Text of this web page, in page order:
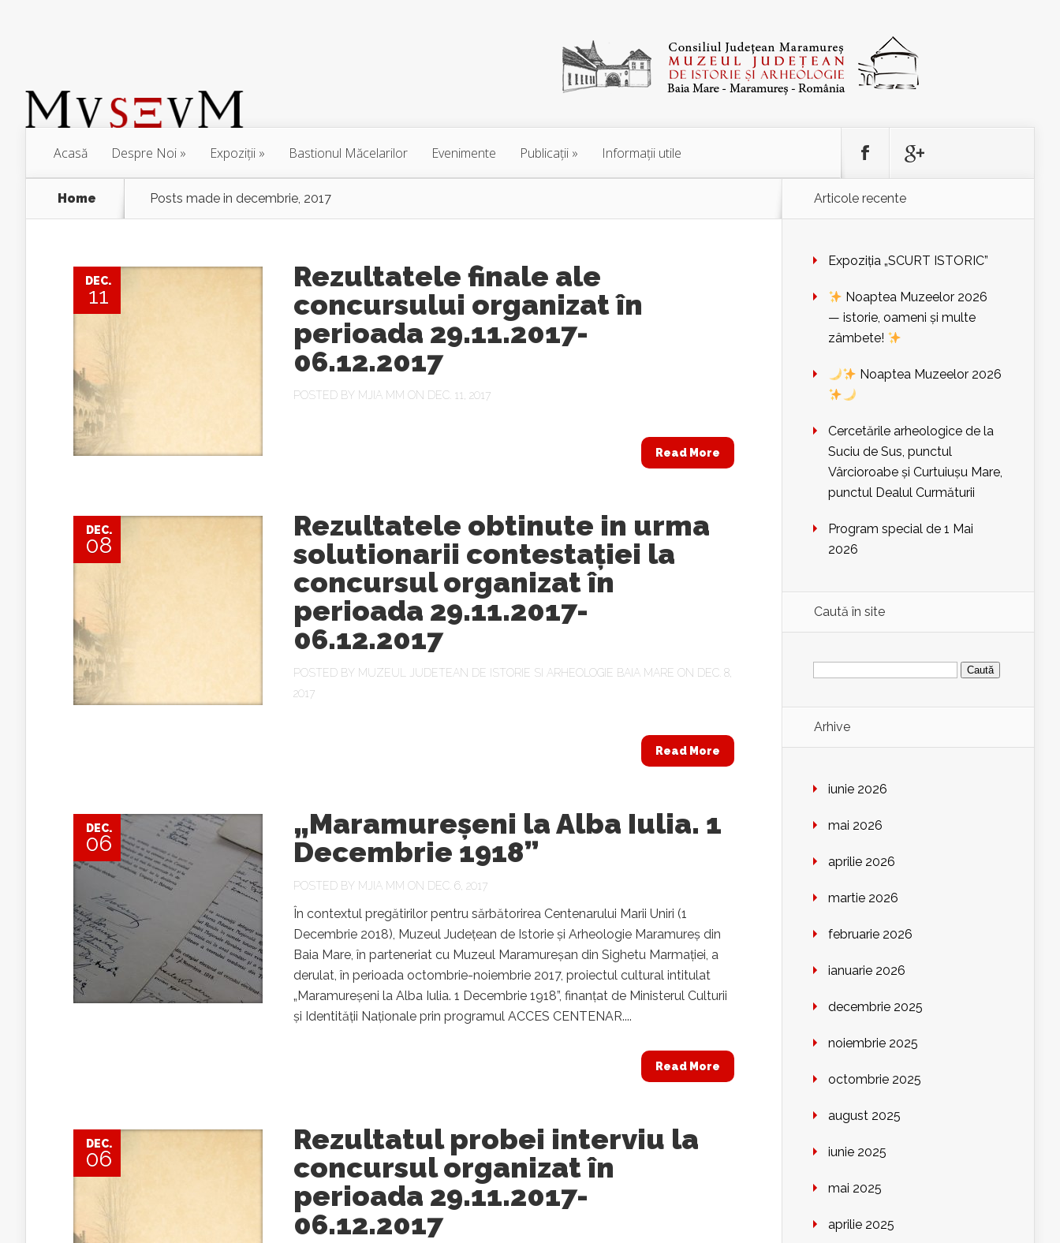
Acasă Despre Noi Expoziţii Bastionul Măcelarilor Evenimente Publicaţii Informaţii utile
Home Posts made in decembrie, 2017
DEC.
11
Rezultatele finale ale
concursului organizat în
perioada 29.11.2017-
06.12.2017
POSTED BY MJIA MM ON DEC. 11, 2017
Read More
DEC.
08
Rezultatele obtinute in urma
solutionarii contestaţiei la
concursul organizat în
perioada 29.11.2017-
06.12.2017
POSTED BY MUZEUL JUDETEAN DE ISTORIE SI ARHEOLOGIE BAIA MARE ON DEC. 8,
2017
Read More
DEC.
06
„Maramureșeni la Alba Iulia. 1
Decembrie 1918”
POSTED BY MJIA MM ON DEC. 6, 2017
În contextul pregătirilor pentru sărbătorirea Centenarului Marii Uniri (1
Decembrie 2018), Muzeul Județean de Istorie și Arheologie Maramureș din
Baia Mare, în parteneriat cu Muzeul Maramureșan din Sighetu Marmației, a
derulat, în perioada octombrie-noiembrie 2017, proiectul cultural intitulat
„Maramureșeni la Alba Iulia. 1 Decembrie 1918”, finanțat de Ministerul Culturii
și Identității Naționale prin programul ACCES CENTENAR....
Read More
DEC.
06
Rezultatul probei interviu la
concursul organizat în
perioada 29.11.2017-
06.12.2017
Articole recente
Expoziția „SCURT ISTORIC”
Noaptea Muzeelor 2026
— istorie, oameni și multe
zâmbete!
Noaptea Muzeelor 2026
Cercetările arheologice de la
Suciu de Sus, punctul
Vârcioroabe și Curtuiușu Mare,
punctul Dealul Curmăturii
Program special de 1 Mai
2026
Caută în site
Caută
după:
Arhive
iunie 2026
mai 2026
aprilie 2026
martie 2026
februarie 2026
ianuarie 2026
decembrie 2025
noiembrie 2025
octombrie 2025
august 2025
iunie 2025
mai 2025
aprilie 2025